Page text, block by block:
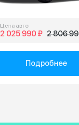
Цена авто
2 025 990 ₽ 2 806 990 ₽
Подробнее